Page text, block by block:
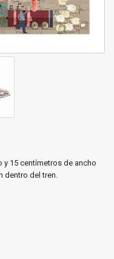
y 15 centímetros de ancho
dentro del tren.